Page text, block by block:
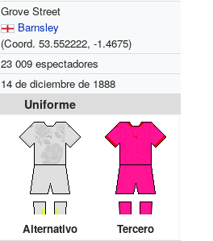
Grove Street
Barnsley
(Coord.53.552222, -1.4675)
23 009 espectadores
14 de diciembre de 1888
Uniforme
Alternativo Tercero